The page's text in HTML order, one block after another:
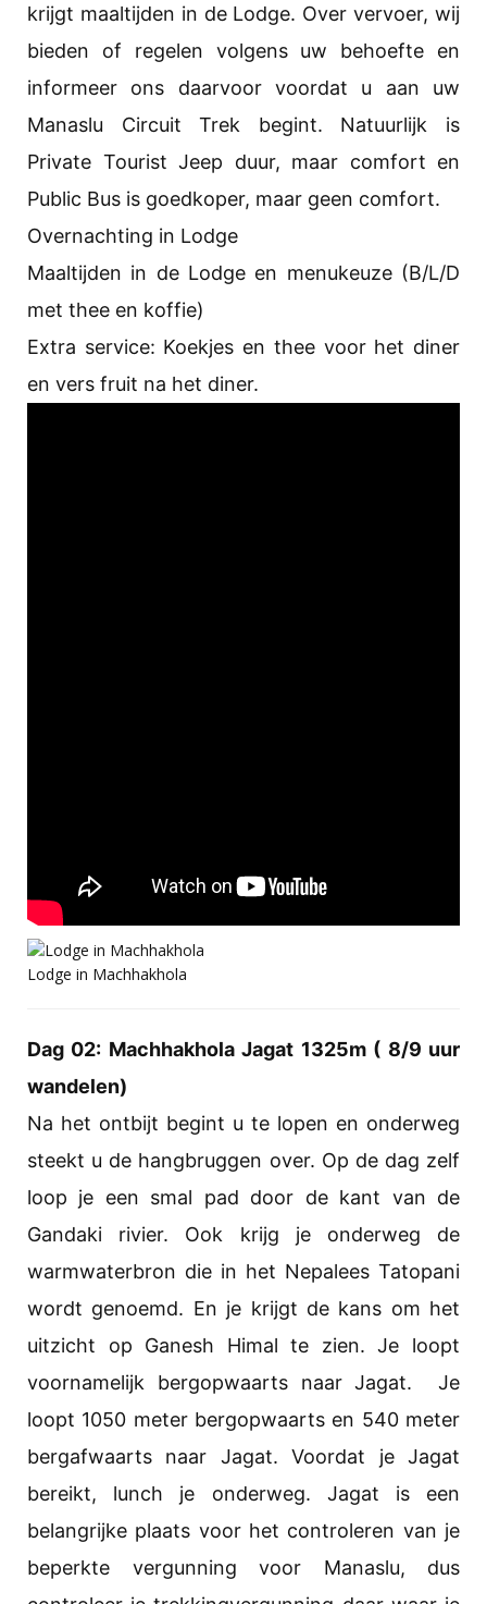
krijgt maaltijden in de Lodge. Over vervoer, wij
bieden of regelen volgens uw behoefte en
informeer ons daarvoor voordat u aan uw
Manaslu Circuit Trek begint. Natuurlijk is
Private Tourist Jeep duur, maar comfort en
Public Bus is goedkoper, maar geen comfort.
Overnachting in Lodge
Maaltijden in de Lodge en menukeuze (B/L/D
met thee en koffie)
Extra service: Koekjes en thee voor het diner
en vers fruit na het diner.
Lodge in Machhakhola
Dag 02: Machhakhola Jagat 1325m ( 8/9 uur
wandelen)
Na het ontbijt begint u te lopen en onderweg
steekt u de hangbruggen over. Op de dag zelf
loop je een smal pad door de kant van de
Gandaki rivier. Ook krijg je onderweg de
warmwaterbron die in het Nepalees Tatopani
wordt genoemd. En je krijgt de kans om het
uitzicht op Ganesh Himal te zien. Je loopt
voornamelijk bergopwaarts naar Jagat. Je
loopt 1050 meter bergopwaarts en 540 meter
bergafwaarts naar Jagat. Voordat je Jagat
bereikt, lunch je onderweg. Jagat is een
belangrijke plaats voor het controleren van je
beperkte vergunning voor Manaslu, dus